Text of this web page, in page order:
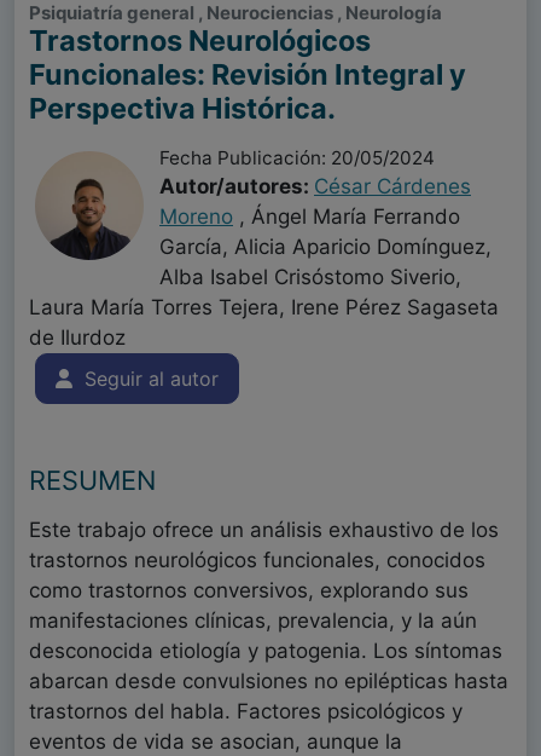
Psiquiatría general , Neurociencias , Neurología
Trastornos Neurológicos
Funcionales: Revisión Integral y
Perspectiva Histórica.
Fecha Publicación: 20/05/2024
Autor/autores: César Cárdenes
Moreno , Ángel María Ferrando
García, Alicia Aparicio Domínguez,
Alba Isabel Crisóstomo Siverio,
Laura María Torres Tejera, Irene Pérez Sagaseta
de Ilurdoz
Seguir al autor
RESUMEN
Este trabajo ofrece un análisis exhaustivo de los
trastornos neurológicos funcionales, conocidos
como trastornos conversivos, explorando sus
manifestaciones clínicas, prevalencia, y la aún
desconocida etiología y patogenia. Los síntomas
abarcan desde convulsiones no epilépticas hasta
trastornos del habla. Factores psicológicos y
eventos de vida se asocian, aunque la